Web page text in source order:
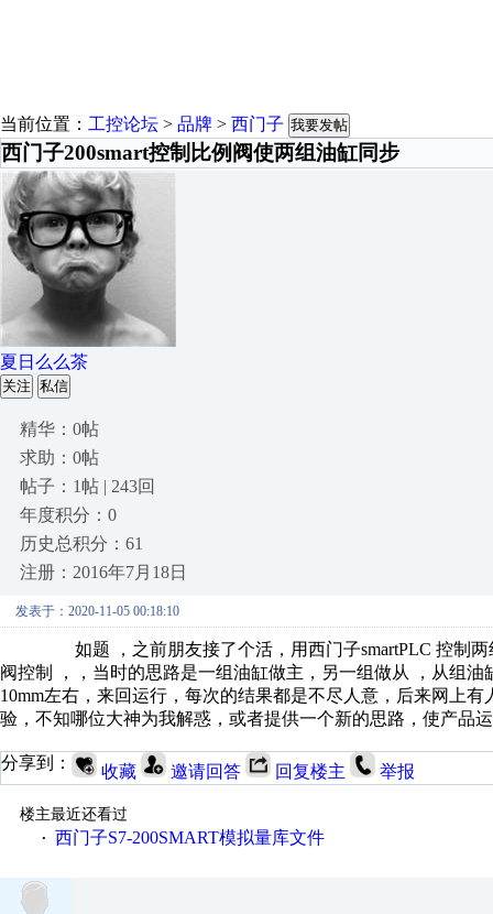
当前位置： 工控论坛 > 品牌 > 西门子 我要发帖
西门子200smart控制比例阀使两组油缸同步
夏日么么茶
关注 私信
精华：0帖
求助：0帖
帖子：1帖 | 243回
年度积分：0
历史总积分：61
注册：2016年7月18日
发表于：2020-11-05 00:18:10
如题 ，之前朋友接了个活，用西门子smartPLC 控制两组
阀控制 ，，当时的思路是一组油缸做主，另一组做从 ，从组
10mm左右，来回运行，每次的结果都是不尽人意，后来网上
验，不知哪位大神为我解惑，或者提供一个新的思路，使产品
分享到： 收藏 邀请回答 回复楼主 举报
楼主最近还看过
· 西门子S7-200SMART模拟量库文件